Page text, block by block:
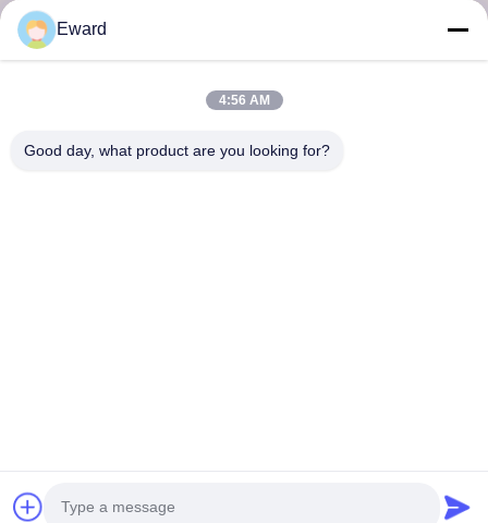
Copyright © 2024-2026 Guangzhou Haosheng Supply Chain Co., Ltd. All Rights
Eward
4:56 AM
Good day, what product are you looking for?